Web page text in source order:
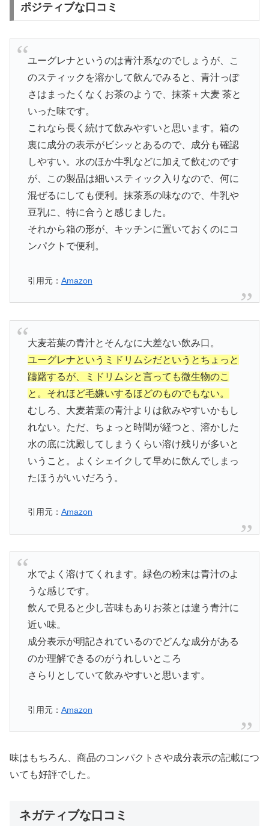
ポジティブな口コミ
ユーグレナというのは青汁系なのでしょうが、こ
のスティックを溶かして飲んでみると、青汁っぽ
さはまったくなくお茶のようで、抹茶＋大麦 茶と
いった味です。
これなら長く続けて飲みやすいと思います。 箱の
裏に成分の表示がビシッとあるので、成分も確認
しやすい。水のほか牛乳などに加えて飲むのです
が、この製品は細いスティック入りなので、何に
混ぜるにしても便利。 抹茶系の味なので、牛乳や
豆乳に、特に合うと感じました。
それから箱の形が、キッチンに置いておくのにコ
ンパクトで便利。
引用元： Amazon
大麦若葉の青汁とそんなに大差ない飲み口。
ユーグレナというミドリムシだというとちょっと
躊躇するが、ミドリムシと言っても微生物のこ
と。それほど毛嫌いするほどのものでもない。
むしろ、大麦若葉の青汁よりは飲みやすいかもし
れない。 ただ、ちょっと時間が経つと、溶かした
水の底に沈殿してしまうくらい溶け残りが多いと
いうこと。よくシェイクして早めに飲んでしまっ
たほうがいいだろう。
引用元： Amazon
水でよく溶けてくれます。緑色の粉末は青汁のよ
うな感じです。
飲んで見ると少し苦味もありお茶とは違う青汁に
近い味。
成分表示が明記されているのでどんな成分がある
のか理解できるのがうれしいところ
さらりとしていて飲みやすいと思います。
引用元： Amazon
味はもちろん、商品のコンパクトさや成分表示の記載につ
いても好評でした。
ネガティブな口コミ